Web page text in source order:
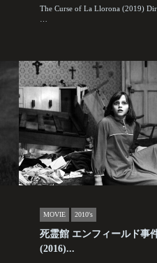
The Curse of La Llorona (2019)
MOVIE 2010's
死霊館 エンフィールド事
(2016)...